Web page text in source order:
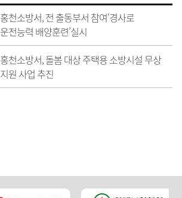
홍천소방서, 전 출동부서 참여‘경사로
운전능력 배양훈련’실시
홍천소방서, 돌봄 대상 주택용 소방시설 무상
지원 사업 추진